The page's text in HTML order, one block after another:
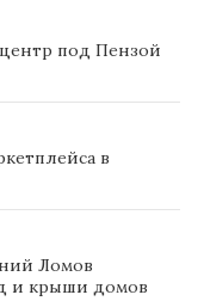
под Пензой
в
Ломов
и крыши домов